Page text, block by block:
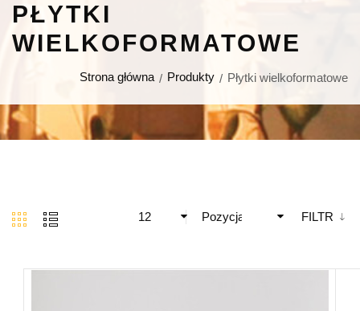
PŁYTKI
WIELKOFORMATOWE
Strona główna Produkty Płytki wielkoformatowe
Pozycja FILTR
12